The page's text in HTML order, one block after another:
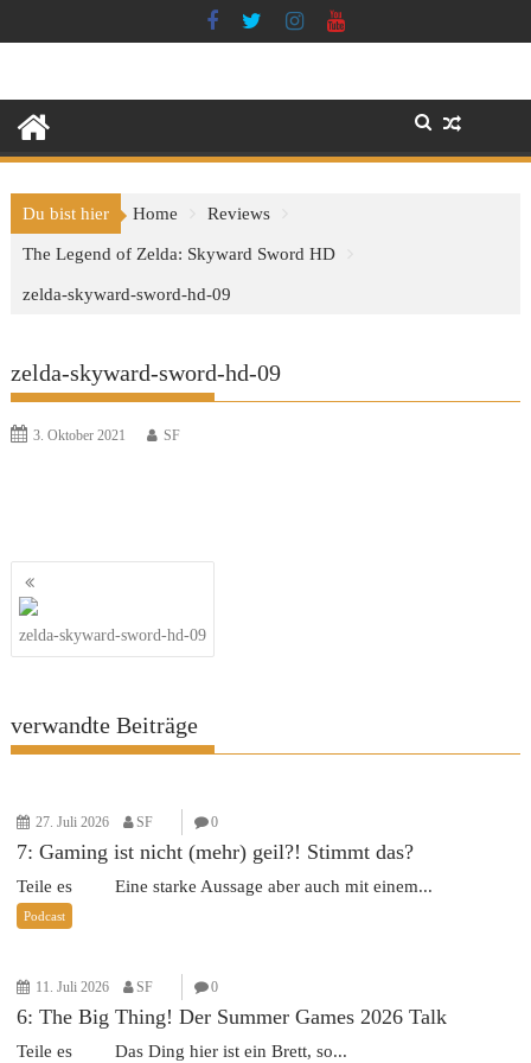
to
Du bist hier Home Reviews
The Legend of Zelda: Skyward Sword HD
zelda-skyward-sword-hd-09
zelda-skyward-sword-hd-09
3. Oktober 2021 SF
Beitragsnavigation
zelda-skyward-sword-hd-09
verwandte Beiträge
27. Juli 2026 SF 0
7: Gaming ist nicht (mehr) geil?! Stimmt das?
Teile es Eine starke Aussage aber auch mit einem...
Podcast
11. Juli 2026 SF 0
6: The Big Thing! Der Summer Games 2026 Talk
Teile es Das Ding hier ist ein Brett, so...